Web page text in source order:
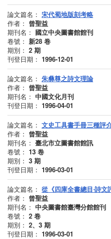
論文篇名： 宋代蜀地版刻考略
作者： 曾聖益
期刊名： 國立中央圖書館館刊
卷號： 新28 卷
期別： 2 期
刊登日期： 1996-12-01
論文篇名： 朱彝尊之詩文理論
作者： 曾聖益
期刊名： 中國文化月刊
刊登日期： 1996-04-01
論文篇名： 文史工具書手冊三種評
作者： 曾聖益
期刊名： 臺北市立圖書館館訊
卷號： 13 卷
期別： 3 期
刊登日期： 1996-03-01
論文篇名： 從《四庫全書總目‧詩
作者： 曾聖益
期刊名： 中央圖書館臺灣分館館刊
卷號： 2 卷
期別： 2、3 期
刊登日期： 1996-03-01